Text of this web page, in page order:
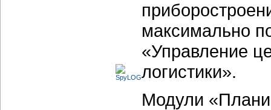
максимально
«Управление
логистики».
Модули